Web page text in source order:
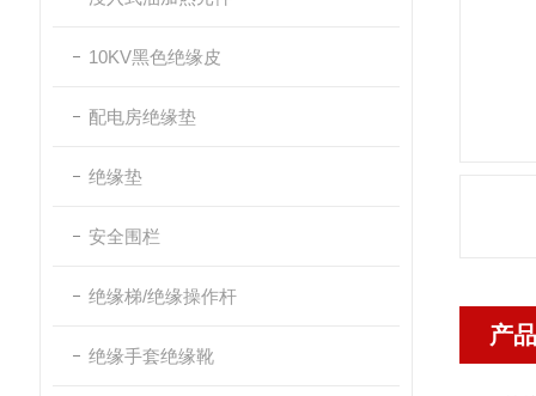
10KV黑色绝缘皮
配电房绝缘垫
绝缘垫
安全围栏
绝缘梯/绝缘操作杆
绝缘手套绝缘靴
产